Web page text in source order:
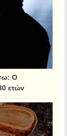
Ο
ετών